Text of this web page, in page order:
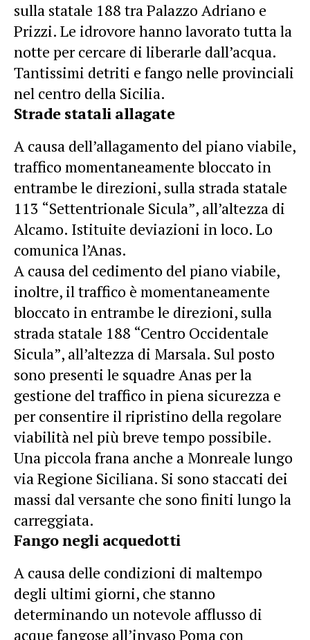
sulla statale 188 tra Palazzo Adriano e
Prizzi. Le idrovore hanno lavorato tutta la
notte per cercare di liberarle dall’acqua.
Tantissimi detriti e fango nelle provinciali
nel centro della Sicilia.
Strade statali allagate
A causa dell’allagamento del piano viabile,
traffico momentaneamente bloccato in
entrambe le direzioni, sulla strada statale
113 “Settentrionale Sicula”, all’altezza di
Alcamo. Istituite deviazioni in loco. Lo
comunica l’Anas.
A causa del cedimento del piano viabile,
inoltre, il traffico è momentaneamente
bloccato in entrambe le direzioni, sulla
strada statale 188 “Centro Occidentale
Sicula”, all’altezza di Marsala. Sul posto
sono presenti le squadre Anas per la
gestione del traffico in piena sicurezza e
per consentire il ripristino della regolare
viabilità nel più breve tempo possibile.
Una piccola frana anche a Monreale lungo
via Regione Siciliana. Si sono staccati dei
massi dal versante che sono finiti lungo la
carreggiata.
Fango negli acquedotti
A causa delle condizioni di maltempo
degli ultimi giorni, che stanno
determinando un notevole afflusso di
acque fangose all’invaso Poma con